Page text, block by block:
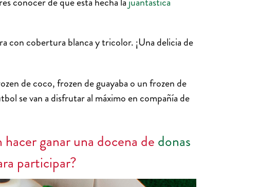
con cobertura blanca y tricolor. ¡Una delicia de
de coco, frozen de guayaba o un frozen de
se van a disfrutar al máximo en compañía de
ganar una docena dedonas
participar?